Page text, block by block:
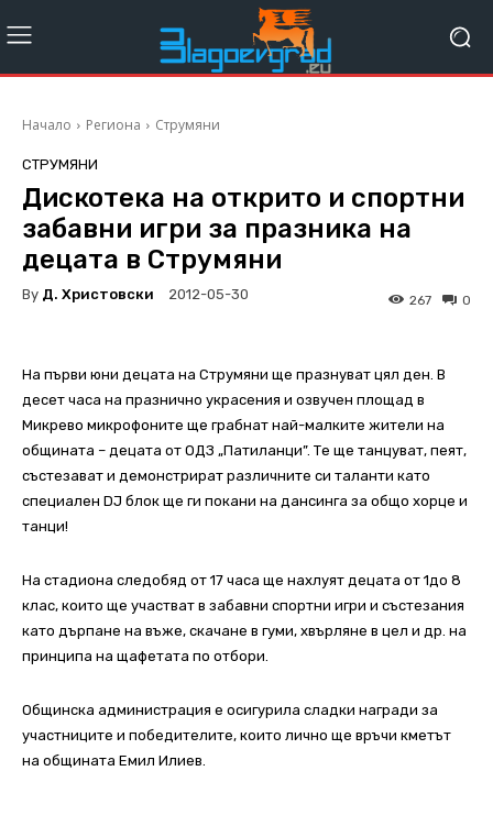
Начало Региона Струмяни
СТРУМЯНИ
Дискотека на открито и спортни
забавни игри за празника на
децата в Струмяни
By Д. Христовски 2012-05-30 0
267
На първи юни децата на Струмяни ще празнуват цял ден. В
десет часа на празнично украсения и озвучен площад в
Микрево микрофоните ще грабнат най-малките жители на
общината – децата от ОДЗ „Патиланци”. Те ще танцуват, пеят,
състезават и демонстрират различните си таланти като
специален DJ блок ще ги покани на дансинга за общо хорце и
танци!
На стадиона следобяд от 17 часа ще нахлуят децата от 1до 8
клас, които ще участват в забавни спортни игри и състезания
като дърпане на въже, скачане в гуми, хвърляне в цел и др. на
принципа на щафетата по отбори.
Общинска администрация е осигурила сладки награди за
участниците и победителите, които лично ще връчи кметът
на общината Емил Илиев.